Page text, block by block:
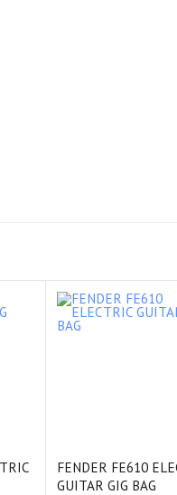
FENDER FE610
GUITAR GIG BAG